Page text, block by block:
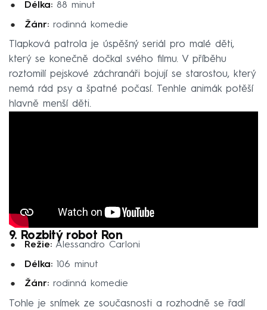
Délka:88 minut
Žánr:rodinná komedie
Tlapková patrola je úspěšný seriál pro malé děti,
který se konečně dočkal svého filmu. V příběhu
roztomilí pejskové záchranáři bojují se starostou, který
nemá rád psy a špatné počasí. Tenhle animák potěší
hlavně menší děti.
9. Rozbitý robot Ron
Režie:Alessandro Carloni
Délka:106 minut
Žánr:rodinná komedie
Tohle je snímek ze současnosti a rozhodně se řadí